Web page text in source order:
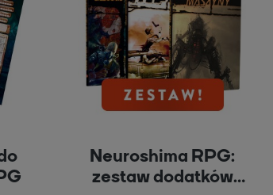
Neuroshima RPG:
zestaw dodatków